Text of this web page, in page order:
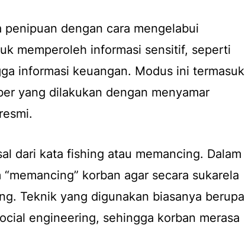
penipuan dengan cara mengelabui
memperoleh informasi sensitif, seperti
informasi keuangan. Modus ini termasuk
yang dilakukan dengan menyamar
dari kata fishing atau memancing. Dalam
korban agar secara sukarela
Teknik yang digunakan biasanya berupa
engineering, sehingga korban merasa